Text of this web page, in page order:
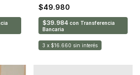
$49.980
$39.984 con Transferencia
Bancaria
3 x $16.660 sin interés